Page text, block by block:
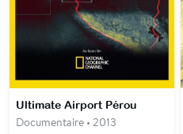
Ultimate Airport Pérou
Documentaire • 2013